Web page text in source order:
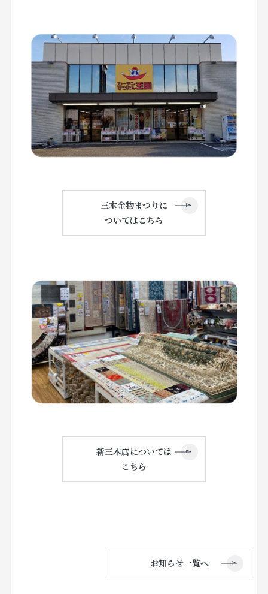
三木金物まつりに
ついてはこちら
新三木店については
こちら
お知らせ一覧へ